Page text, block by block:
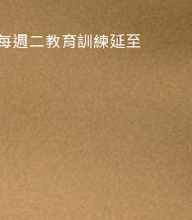
週二教育訓練延至